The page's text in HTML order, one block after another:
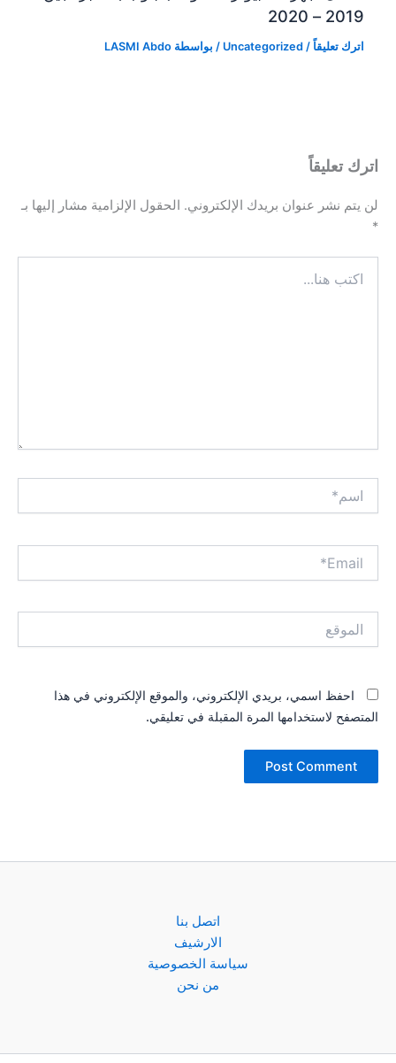
2019 – 2020
اترك تعليقاً /
Uncategorized/ بواسطة LASMI Abdo
اترك تعليقاً
لن يتم نشر عنوان بريدك الإلكتروني. الحقول الإلزامية مشار إليها بـ
احفظ اسمي، بريدي الإلكتروني، والموقع الإلكتروني في هذا
المتصفح لاستخدامها المرة المقبلة في تعليقي.
اتصل بنا
الارشيف
سياسة الخصوصية
من نحن